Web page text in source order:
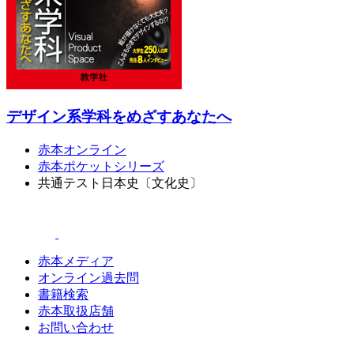
デザイン系学科をめざすあなたへ
赤本オンライン
赤本ポケットシリーズ
共通テスト日本史〔文化史〕
赤本メディア
オンライン過去問
書籍検索
赤本取扱店舗
お問い合わせ